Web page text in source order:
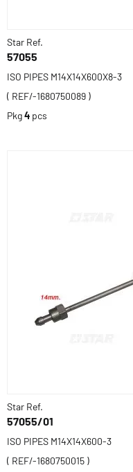
Star Ref.
57055
ISO PIPES M14X14X600X8-3
( REF/-1680750089 )
Pkg4 pcs
Star Ref.
57055/01
ISO PIPES M14X14X600-3
( REF/-1680750015 )